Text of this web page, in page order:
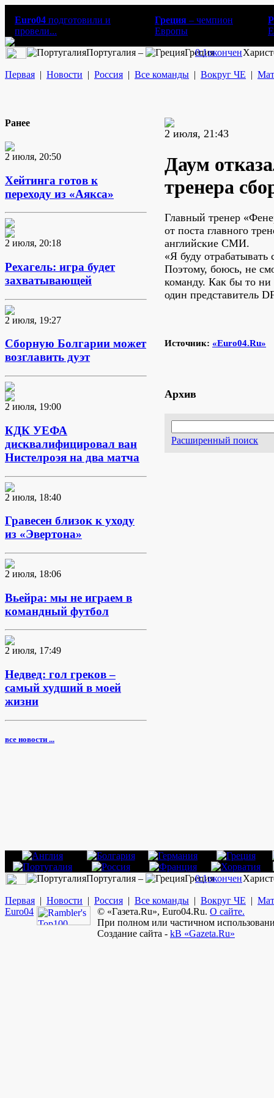
Euro04 подготовили и
провели...
Греция – чемпион
Европы
Португалия – Греция
0:1окончен
Первая | Новости | Россия | Все команды | Вокруг ЧЕ |
Ранее
2 июля, 20:50
Хейтинга готов к
переходу из «Аякса»
2 июля, 20:18
Рехагель: игра будет
захватывающей
2 июля, 19:27
Сборную Болгарии может
возглавить дуэт
2 июля, 19:00
КДК УЕФА
дисквалифицировал ван
Нистелроэя на два матча
2 июля, 18:40
Гравесен близок к уходу
из «Эвертона»
2 июля, 18:06
Вьейра: мы не играем в
командный футбол
2 июля, 17:49
Недвед: гол греков –
самый худший в моей
жизни
все новости ...
2 июля, 21:43
Даум
тренера
Главный тренер
от поста главного
английские СМИ.
«Я буду отрабатывать
Поэтому, боюсь, не
команду. Как бы то
один представитель
Источник: «Euro04.Ru»
Архив
Расширенный поиск
Португалия – Греция
0:1окончен
Первая | Новости | Россия | Все команды | Вокруг ЧЕ |
Euro04 © «Газета.Ru», Euro04.Ru. О сайте.
При полном или частичном
Создание сайта - kB «Gazeta.Ru»